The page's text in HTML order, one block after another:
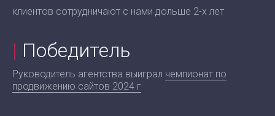
клиентов сотрудничают с нами дольше 2-х лет
| Победитель
Руководитель агентства выиграл чемпионат по
продвижению сайтов 2024 г